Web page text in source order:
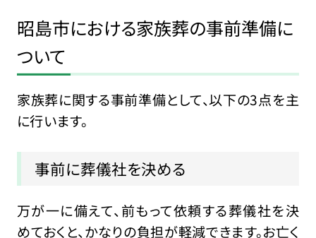
昭島市における家族葬の事前準備に
ついて
家族葬に関する事前準備として、以下の3点を主
に行います。
事前に葬儀社を決める
万が一に備えて、前もって依頼する葬儀社を決
めておくと、かなりの負担が軽減できます。お亡く